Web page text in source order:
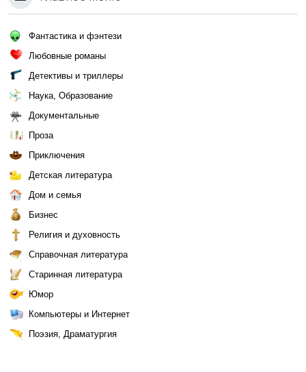
Фантастика и фэнтези
Любовные романы
Детективы и триллеры
Наука, Образование
Документальные
Проза
Приключения
Детская литература
Дом и семья
Бизнес
Религия и духовность
Справочная литература
Старинная литература
Юмор
Компьютеры и Интернет
Поэзия, Драматургия